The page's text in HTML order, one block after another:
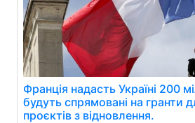
Франція надасть Україні 200
будуть спрямовані на гранти
проєктів з відновлення.